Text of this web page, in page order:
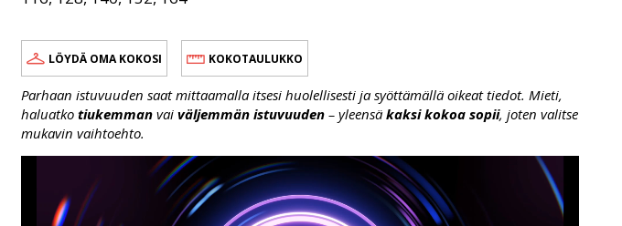
LÖYDÄ OMA KOKOSI KOKOTAULUKKO
Parhaan istuvuuden saat mittaamalla itsesi huolellisesti ja syöttämällä oikeat tiedot. Mieti,
haluatko tiukemman vai väljemmän istuvuuden – yleensä kaksi kokoa sopii, joten valitse
mukavin vaihtoehto.